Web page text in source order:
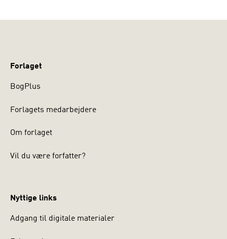
Forlaget
BogPlus
Forlagets medarbejdere
Om forlaget
Vil du være forfatter?
Nyttige links
Adgang til digitale materialer